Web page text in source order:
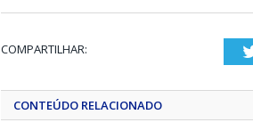
COMPARTILHAR:
CONTEÚDO RELACIONADO